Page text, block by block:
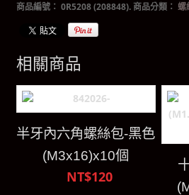
商品編號： 0R5208 (208848).商品分類： 螺
相關商品
半牙內六角螺絲包-黑色
(M3x16)x10個
NT$120